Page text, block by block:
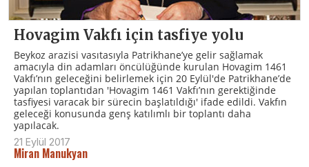
Hovagim Vakfı için tasfiye yolu
Beykoz arazisi vasıtasıyla Patrikhane’ye gelir sağlamak
amacıyla din adamları öncülüğünde kurulan Hovagim 1461
Vakfı’nın geleceğini belirlemek için 20 Eylül'de Patrikhane’de
yapılan toplantıdan 'Hovagim 1461 Vakfı’nın gerektiğinde
tasfiyesi varacak bir sürecin başlatıldığı' ifade edildi. Vakfın
geleceği konusunda genş katılımlı bir toplantı daha
yapılacak.
21 Eylül 2017
Miran Manukyan